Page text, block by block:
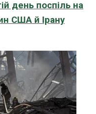
день поспіль на
США й Ірану